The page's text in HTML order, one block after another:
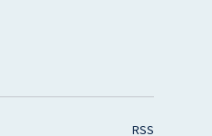
RSS